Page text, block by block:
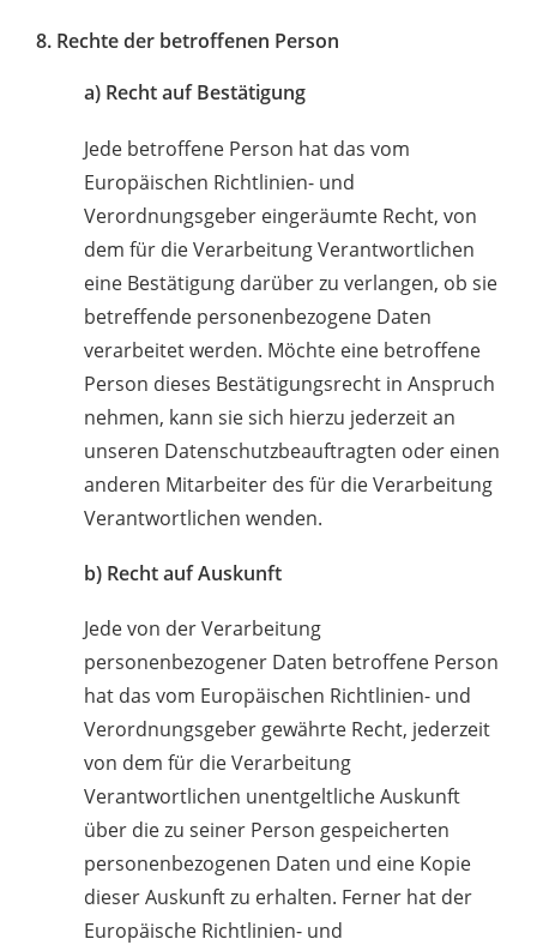
8. Rechte der betroffenen Person
a) Recht auf Bestätigung
Jede betroffene Person hat das vom
Europäischen Richtlinien- und
Verordnungsgeber eingeräumte Recht, von
dem für die Verarbeitung Verantwortlichen
eine Bestätigung darüber zu verlangen, ob sie
betreffende personenbezogene Daten
verarbeitet werden. Möchte eine betroffene
Person dieses Bestätigungsrecht in Anspruch
nehmen, kann sie sich hierzu jederzeit an
unseren Datenschutzbeauftragten oder einen
anderen Mitarbeiter des für die Verarbeitung
Verantwortlichen wenden.
b) Recht auf Auskunft
Jede von der Verarbeitung
personenbezogener Daten betroffene Person
hat das vom Europäischen Richtlinien- und
Verordnungsgeber gewährte Recht, jederzeit
von dem für die Verarbeitung
Verantwortlichen unentgeltliche Auskunft
über die zu seiner Person gespeicherten
personenbezogenen Daten und eine Kopie
dieser Auskunft zu erhalten. Ferner hat der
Europäische Richtlinien- und